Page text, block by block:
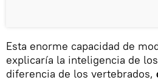
Esta enorme capacidad de
explicaría la inteligencia de
diferencia de los vertebrados,